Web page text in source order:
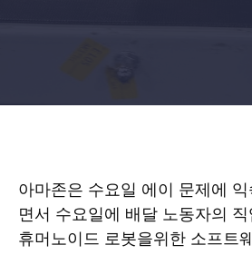
아마존은 수요일 에이 문제에
면서 수요일에 배달 노동자의
휴머노이드 로봇을위한 소프트